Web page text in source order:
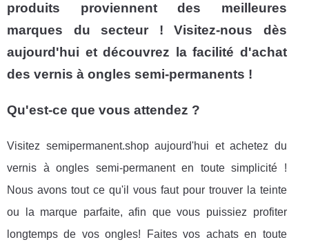
produits proviennent des meilleures
marques du secteur ! Visitez-nous dès
aujourd'hui et découvrez la facilité d'achat
des vernis à ongles semi-permanents !
Qu'est-ce que vous attendez ?
Visitez semipermanent.shop aujourd'hui et achetez du
vernis à ongles semi-permanent en toute simplicité !
Nous avons tout ce qu'il vous faut pour trouver la teinte
ou la marque parfaite, afin que vous puissiez profiter
longtemps de vos ongles! Faites vos achats en toute